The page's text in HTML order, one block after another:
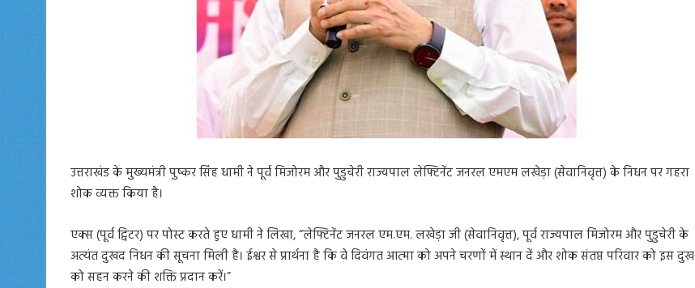
उत्तराखंड के मुख्यमंत्री पुष्कर सिंह धामी ने पूर्व मिजोरम और पुडुचेरी राज्यपाल लेफ्टिनेंट जनरल एमएम लखेड़ा (सेवानिवृत्त) के निधन पर गहरा
शोक व्यक्त किया है।
एक्स (पूर्व ट्विटर) पर पोस्ट करते हुए धामी ने लिखा, “लेफ्टिनेंट जनरल एम.एम. लखेड़ा जी (सेवानिवृत्त), पूर्व राज्यपाल मिजोरम और पुडुचेरी के
अत्यंत दुखद निधन की सूचना मिली है। ईश्वर से प्रार्थना है कि वे दिवंगत आत्मा को अपने चरणों में स्थान दें और शोक संतप्त परिवार को इस दुख
को सहन करने की शक्ति प्रदान करें।”